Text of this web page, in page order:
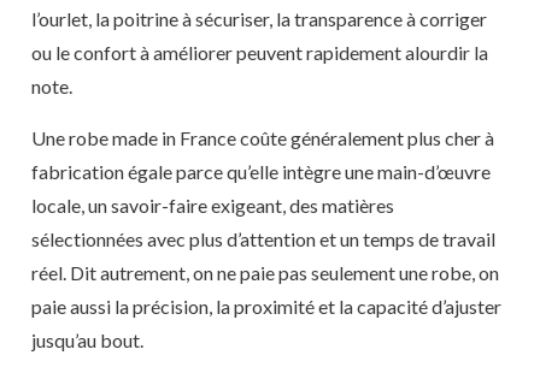
l’ourlet, la poitrine à sécuriser, la transparence à corriger
ou le confort à améliorer peuvent rapidement alourdir la
note.
Une robe made in France coûte généralement plus cher à
fabrication égale parce qu’elle intègre une main-d’œuvre
locale, un savoir-faire exigeant, des matières
sélectionnées avec plus d’attention et un temps de travail
réel. Dit autrement, on ne paie pas seulement une robe, on
paie aussi la précision, la proximité et la capacité d’ajuster
jusqu’au bout.